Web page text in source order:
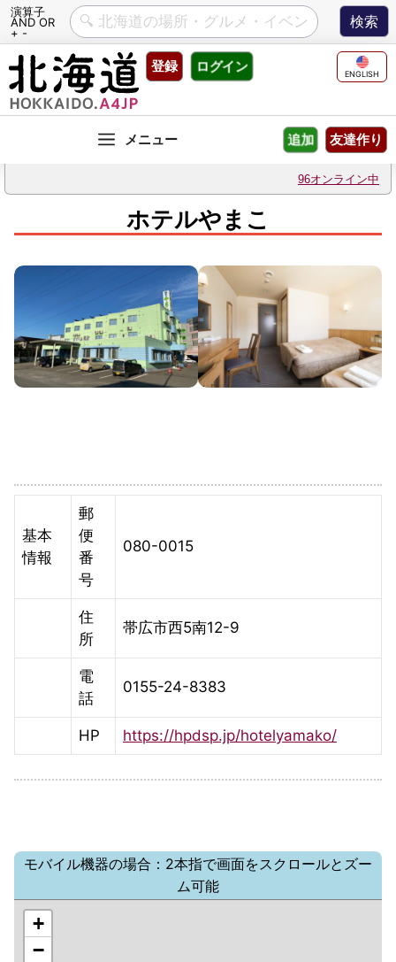
演算子
AND OR
+ -
Skip
content
登録 ログイン ENGLISH
友達作り
追加
96オンライン中
ホテルやまこ
基本
情報
郵
便
番
号
080-0015
住
所
帯広市西5南12-9
電
話
0155-24-8383
HP https://hpdsp.jp/hotelyamako/
モバイル機器の場合：2本指で画面をスクロールとズー
ム可能
+
−